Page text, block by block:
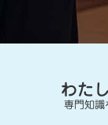
わた
専門知識